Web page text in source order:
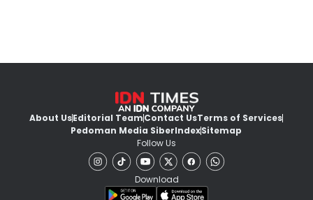
About UsEditorial TeamContact UsTerms of Services
Pedoman Media SiberIndexSitemap
Follow Us
Download